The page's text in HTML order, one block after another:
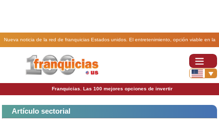
Nueva noticia de la red de franquicias Estados unidos. El entretenimiento, opción viable en la
Franquicias. Las 100 mejores opciones de invertir
Artículo sectorial